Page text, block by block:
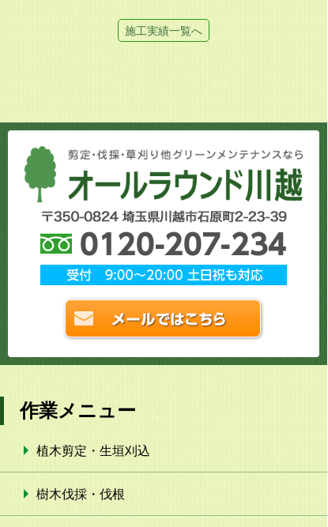
施工実績一覧へ
作業メニュー
植木剪定・生垣刈込
樹木伐採・伐根